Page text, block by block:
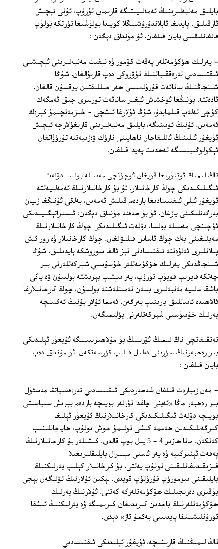
بايلىق مەنبەلىرىنىڭ ئەمەلىيىتىگە قارىماي تۇرۇپ، ئۇنى ئېچىش
ئارقىلىق، پايدىغا ئايلاندۇرۇشنىڭلا كويىدا بولۇشىغا تۈرتكە بولۇپ
قالغانلىقىنى بايان قىلغان. ئۇ مۇنداق دېگەن :
- يەرلىك ھۆكۈمەتلەر پەقەت كۆمۈر ۋە نېفىت مەنبەلىرىنى ئېچىشنى
ئىقتىسادىي تەرەققىياتنىڭ تۈۋرۈكى دەپ قارىۋالغان. شۇڭا
شىنجاڭنىڭ سانائەت قۇرۇلمىسى ھەر خىللىقتىن يوقسۇن قالغان.
ئادەتتە، بۇنىڭغا ئوخشاش ئېغىر سانائەت تۈرلىرى جىق ئەمگەك
كۈچى تەلەپ قىلمايدۇ، شۇڭا ئۇلارغا ئىشچى - خىزمەتچىمۇ كېرەك
ئەمەس. ئۇنىڭ ئۈستىگە، بايلىق مەنبەلىرىنى قارىغۇلارچە ئېچىش
ئۇيغۇر ئېلىنىڭ ئاللىقاچان ناھايىتى نازۇك ۋەزىيەتتە تۇرۇۋاتقان
ئېكولوگىيىسىگە تەھدىت پەيدا قىلغان.
تاڭ لىمىڭ ئوتتۇرىغا قويغان ئۈچۈنچى مەسىلە بولسا، دۆلەت
ئىگىلىكىدىكى چوڭ كارخانىلار. ئۇ بۇ كارخانىلارنىڭ ئەمەلىيەتتە
ئۇيغۇر ئېلى ئىقتىسادىغا ياردەم قىلىش ئەمەس، بەلكى ئۇنىڭغا زىيان
بەرگەنلىكىنى يازغان. ئۇ بۇ ھەقتە مۇنداق دېگەن: ئىستراتېگىيىدىكى
ئۈچىنچى مەسىلە بولسا، دۆلەت ئىگىلىدىكى چوڭ كارخانىلارنىڭ
مەبلىغىنى بەك چوڭ ئاساس قىلىۋالغان. چوڭ كارخانىلار ۋە زور ئىش
پىلانلىرى ئەلۋەتتە ئىقتىسادنى تېز ئالغا سۈرۈشكە پايدىلىق. شۇڭا
شىنجاڭدىكى يەرلىك ھۆكۈمەتلەر خۇسۇسىي شېركەتلەرنى بىر
چەتكە قايرىپ قويۇپ تۇرۇپ، يەر سېتىپ بېرىشتە بولسۇن ۋە ياكى
باشقا مالىيە مەنبەلىرى بىلەن تەمىنلەشتە بولسۇن، چوڭ كارخانىلارغا
ئالاھىدە ئاسانلىق يارىتىپ بەرگەن. ئەمما ئۇلار بۇنىڭ ئەكسىچە
يەرلىك خۇسۇسىي شېركەتلەرنى يۆلىمىگەن.
تەتقىقاتچى تاڭ لىمىڭ ئۆزىنىڭ بۇ مۇلاھىزىسىىگە ئۇيغۇر ئېلىدىكى
بىر رەھبەرنىڭ سۆزىنى دەلىل قىلىپ كۆرسەتكەن. ئۇ مۇنداق دەپ
بايان قىلغان :
- مەن زىيارەت قىلغان شەھەردىكى ئىقتىسادىي تەرەققىياتقا مەسئۇل
بىر رەھبەر ماڭا «ئەينى چاغدا تۈرلەر بويىچە ياردەم بېرىش سىياسىتى
بويىچە دۆلەت ئىگىلىكىدىكى كارخانىلارنىڭ ئۇيغۇر ئېلىغا
كىرگەنلىكىدىن ھەممە كىشى تولىمۇ خوش بولۇپ، ھاياجانلىنىپ
كەتكەن. مانا ھازىر 4 - 5 يىل بوپ قالدى. كىشىلەر بۇ كارخانىلارنىڭ
پەقەت ئېنىرگىيە ۋە يەر ئاستى مېنىرال بايلىقلىرىغىلا
قىزىقىدىغانلىقىنى تونۇپ يەتتى. بۇ كارخانىلار كېلىپ يەرلىكنىڭ
بايلىقىنى سۈمۈرۈپ قۇرۇتۇپ قويدى، لېكىن ئۇلارنىڭ تۆلىگەن بېجى
يۇقىرى دەرىجىلىك ھۆكۈمەتلەرگە كەتتى. ئۇلارنىڭ يەرلىك
ھۆكۈمەتلەرنىڭ باجدىن كىرىدىغان كىرىمىگە ۋە يەرلىكنىڭ ئىشقا
ئورۇنلىشىشقا پايدىسى بەكمۇ ئاز» دېدى.
تاڭ لىمىڭنىڭ قارىشىچە، ئۇيغۇر ئېلىدىكى ئىقتىسادىي